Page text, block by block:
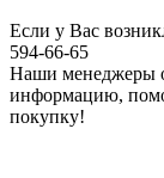
Если у Вас
594-66-65
Наши менеджеры
информацию,
покупку!